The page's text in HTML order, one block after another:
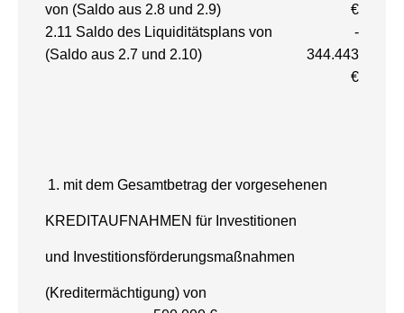
von (Saldo aus 2.8 und 2.9)
€
2.11 Saldo des Liquiditätsplans von
(Saldo aus 2.7 und 2.10)
-
344.443
€
mit dem Gesamtbetrag der vorgesehenen
KREDITAUFNAHMEN für Investitionen
und Investitionsförderungsmaßnahmen
(Kreditermächtigung) von